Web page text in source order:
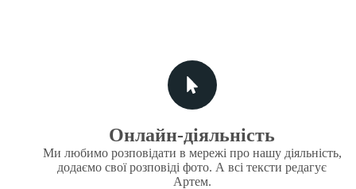
Онлайн-діяльність
Ми любимо розповідати в мережі про нашу діяльність,
додаємо свої розповіді фото. А всі тексти редагує
Артем.